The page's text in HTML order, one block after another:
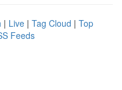
| Live | Tag Cloud | Top
Feeds